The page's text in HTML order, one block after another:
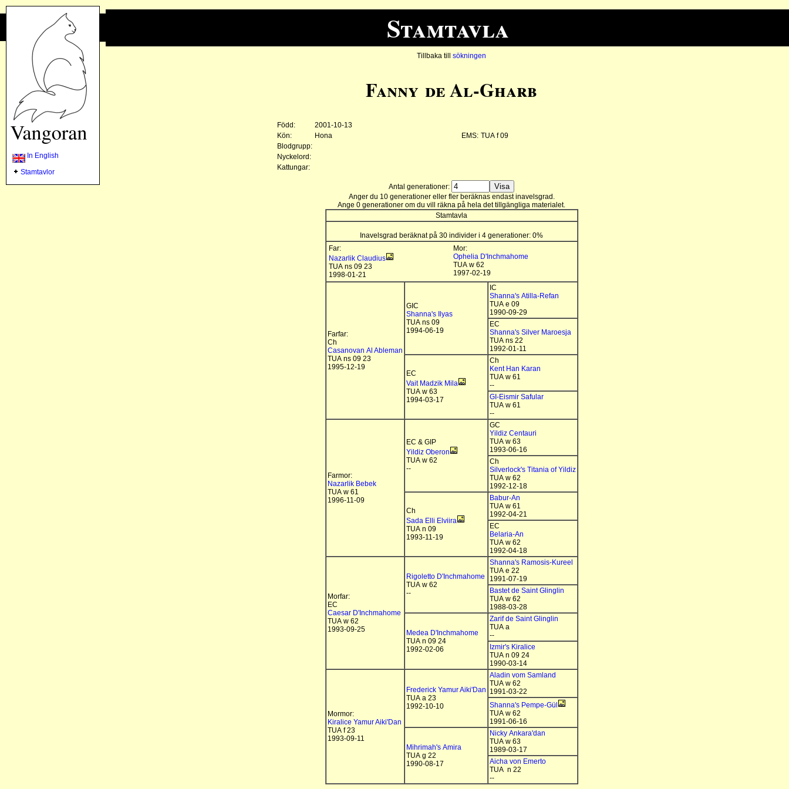
Stamtavla
In English
Stamtavlor
Tillbaka till sökningen
Fanny de Al-Gharb
Född:
2001-10-13
Kön:
Hona EMS: TUA f 09
Blodgrupp:
Nyckelord:
Kattungar:
Antal generationer:
Anger du 10 generationer eller fler beräknas endast inavelsgrad.
Ange 0 generationer om du vill räkna på hela det tillgängliga materialet.
Stamtavla
Inavelsgrad beräknat på 30 individer i 4 generationer: 0%
Far:
Nazarlik Claudius
TUA ns 09 23
1998-01-21
Mor:
Ophelia D'Inchmahome
TUA w 62
1997-02-19
Farfar:
Ch
Casanovan Al Ableman
TUA ns 09 23
1995-12-19
GIC
Shanna's Ilyas
TUA ns 09
1994-06-19
IC
Shanna's Atilla-Refan
TUA e 09
1990-09-29
EC
Shanna's Silver Maroesja
TUA ns 22
1992-01-11
EC
Vait Madzik Mila
TUA w 63
1994-03-17
Ch
Kent Han Karan
TUA w 61
--
GI-Eismir Safular
TUA w 61
--
Farmor:
Nazarlik Bebek
TUA w 61
1996-11-09
EC & GIP
Yildiz Oberon
TUA w 62
--
GC
Yildiz Centauri
TUA w 63
1993-06-16
Ch
Silverlock's Titania of Yildiz
TUA w 62
1992-12-18
Ch
Sada Elli Elviira
TUA n 09
1993-11-19
Babur-An
TUA w 61
1992-04-21
EC
Belaria-An
TUA w 62
1992-04-18
Morfar:
EC
Caesar D'Inchmahome
TUA w 62
1993-09-25
Rigoletto D'Inchmahome
TUA w 62
--
Shanna's Ramosis-Kureel
TUA e 22
1991-07-19
Bastet de Saint Glinglin
TUA w 62
1988-03-28
Medea D'Inchmahome
TUA n 09 24
1992-02-06
Zarif de Saint Glinglin
TUA a
--
Izmir's Kiralice
TUA n 09 24
1990-03-14
Mormor:
Kiralice Yamur Aiki'Dan
TUA f 23
1993-09-11
Frederick Yamur Aiki'Dan
TUA a 23
1992-10-10
Aladin vom Samland
TUA w 62
1991-03-22
Shanna's Pempe-Gül
TUA w 62
1991-06-16
Mihrimah's Amira
TUA g 22
1990-08-17
Nicky Ankara'dan
TUA w 63
1989-03-17
Aicha von Emerto
TUA n 22
--